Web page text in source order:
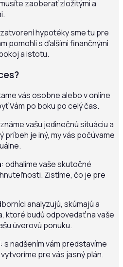
zaoberať zložitými a
hypotéky sme tu pre
pomohli s ďalšími finančnými
a istotu.
vás osobne alebo v online
Vám po boku po celý čas.
vašu jedinečnú situáciu a
príbeh je iný, my vás počúvame
: odhalíme vaše skutočné
Zistíme, čo je pre
analyzujú, skúmajú a
ktoré budú odpovedať na vaše
úverovú ponuku.
: s nadšením vám predstavíme
pre vás jasný plán.